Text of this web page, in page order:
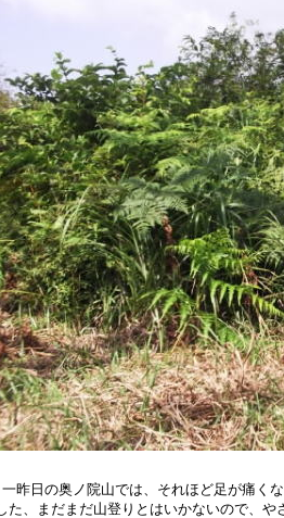
一昨日の奥ノ院山では、それほど足が痛く
た、まだまだ山登りとはいかないので、